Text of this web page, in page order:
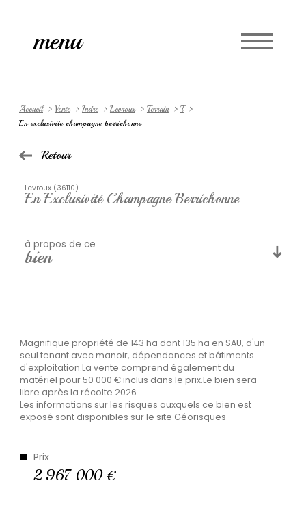
menu
Accueil Vente Indre Levroux Terrain
T
En exclusivite champagne berrichonne
Retour
Levroux (36110)
En Exclusivité Champagne Berrichonne
à propos de ce
bien
Plus d'informations
financières
Magnifique propriété de 143 ha dont 135 ha en SAU, d'un
seul tenant avec manoir, dépendances et bâtiments
d'exploitation.La vente comprend également du
matériel pour 50 000 € inclus dans le prix.Le bien sera
libre après la récolte 2026.
Les informations sur les risques auxquels ce bien est
exposé sont disponibles sur le site Géorisques
Prix
2 967 000 €